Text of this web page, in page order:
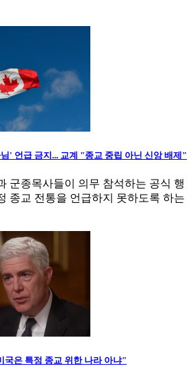
' 언급 금지... 교계 "종교 중립 아닌 신앙 배제"
군종목사들이 의무 참석하는 공식 행
종교 전통을 언급하지 못하도록 하는
국은 특정 종교 위한 나라 아냐"